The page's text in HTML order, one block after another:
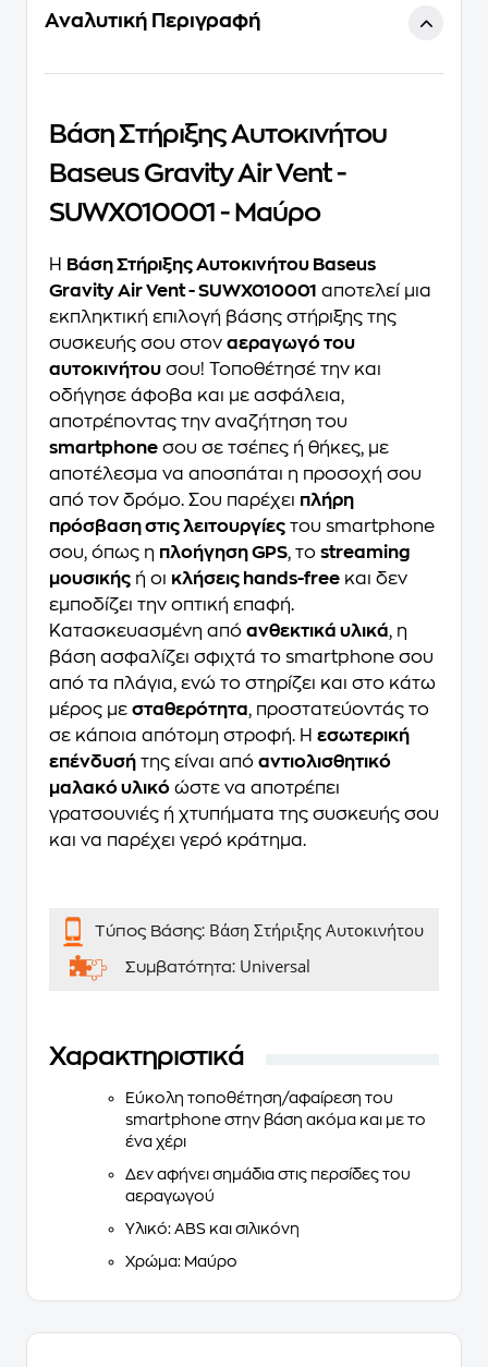
Αναλυτική Περιγραφή
Βάση Στήριξης Αυτοκινήτου
Baseus Gravity Air Vent -
SUWX010001 - Μαύρο
Η
Βάση Στήριξης Αυτοκινήτου Baseus
Gravity Air Vent - SUWX010001 αποτελεί μια
εκπληκτική επιλογή βάσης στήριξης της
συσκευής σου στον αεραγωγό του
αυτοκινήτου σου! Τοποθέτησέ την και
οδήγησε άφοβα και με ασφάλεια,
αποτρέποντας την αναζήτηση του
smartphone σου σε τσέπες ή θήκες, με
αποτέλεσμα να αποσπάται η προσοχή σου
από τον δρόμο. Σου παρέχει πλήρη
πρόσβαση στις λειτουργίες του smartphone
σου, όπως η πλοήγηση GPS, το streaming
μουσικής ή οι κλήσεις hands-free και δεν
εμποδίζει την οπτική επαφή.
Κατασκευασμένη από ανθεκτικά υλικά, η
βάση ασφαλίζει σφιχτά το smartphone σου
από τα πλάγια, ενώ το στηρίζει και στο κάτω
μέρος με σταθερότητα, προστατεύοντάς το
σε κάποια απότομη στροφή. Η εσωτερική
επένδυσή της είναι από αντιολισθητικό
μαλακό υλικό ώστε να αποτρέπει
γρατσουνιές ή χτυπήματα της συσκευής σου
και να παρέχει γερό κράτημα.
Τύπος Βάσης: Βάση Στήριξης Αυτοκινήτου
Συμβατότητα: Universal
Χαρακτηριστικά
Εύκολη τοποθέτηση/αφαίρεση του
smartphone στην βάση ακόμα και με το
ένα χέρι
Δεν αφήνει σημάδια στις περσίδες του
αεραγωγού
Υλικό: ABS και σιλικόνη
Χρώμα: Μαύρο